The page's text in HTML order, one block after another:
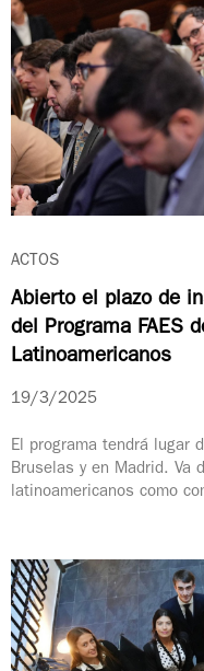
ACTOS
Abierto el plazo de
del Programa FAES
Latinoamericanos
19/3/2025
El programa tendrá lugar
Bruselas y en Madrid. Va
latinoamericanos como